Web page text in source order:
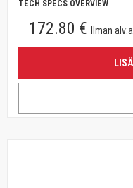
TECH SPECS OVERVIEW
172.80 € Ilman alv:a